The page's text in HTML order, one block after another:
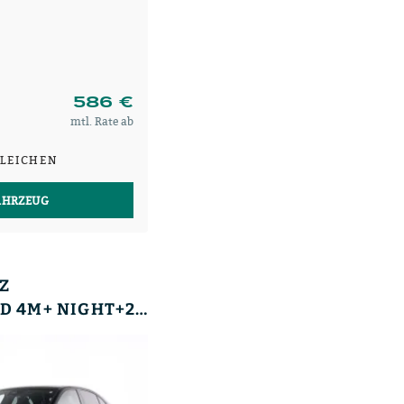
586 €
mtl. Rate ab
E 53 AMG HYBRID 4M+ NIGHT+20+DRIVERS+PERF-SITZ.